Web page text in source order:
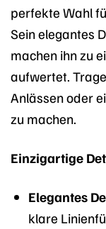
perfekte Wahl
Sein elegantes
machen ihn zu
aufwertet.
Anlässen oder
zu machen.
Einzigartige
Elegantes
klare